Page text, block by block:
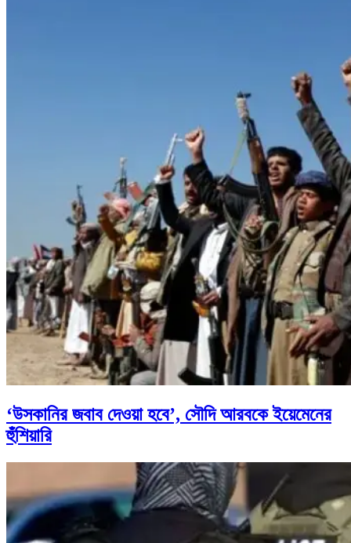
‘উসকানির জবাব দেওয়া হবে’, সৌদি আরবকে ইয়েমেনের
হুঁশিয়ারি